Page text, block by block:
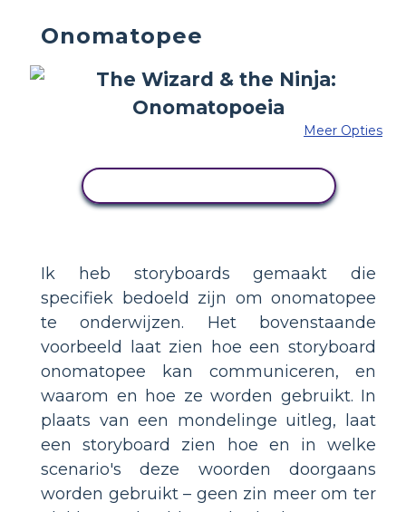
Onomatopee
Meer Opties
Ik heb storyboards gemaakt die
specifiek bedoeld zijn om onomatopee
te onderwijzen. Het bovenstaande
voorbeeld laat zien hoe een storyboard
onomatopee kan communiceren, en
waarom en hoe ze worden gebruikt. In
plaats van een mondelinge uitleg, laat
een storyboard zien hoe en in welke
scenario's deze woorden doorgaans
worden gebruikt – geen zin meer om ter